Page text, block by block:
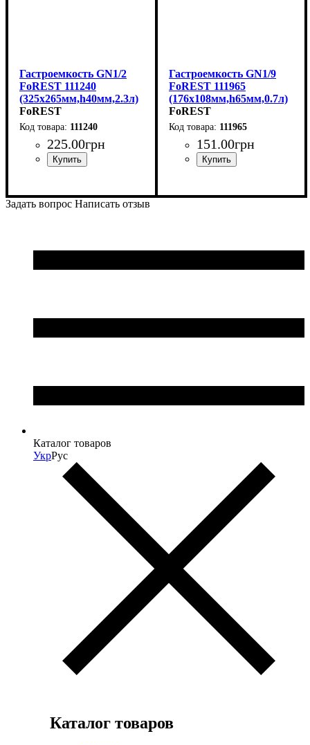
Гастроемкость GN1/2
FoREST 111240
(325х265мм,h40мм,2.3л)
FoREST
111240
225.00грн
Гастроемкость GN1/9
FoREST 111965
(176х108мм,h65мм,0.7л)
FoREST
111965
151.00грн
Задать вопрос Написать отзыв
Каталог товаров
УкрРус
Каталог товаров